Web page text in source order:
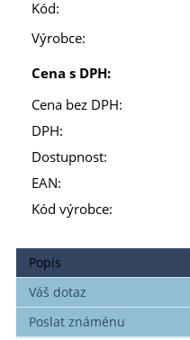
Kód:
Výrobce:
Cena s DPH:
Cena bez DPH:
DPH:
Dostupnost:
EAN:
Kód výrobce:
Popis
Váš dotaz
Poslat známénu